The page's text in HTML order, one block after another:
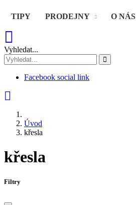
TIPY PRODEJNY O NÁS
Vyhledat...
Facebook social link
Úvod
křesla
křesla
Filtry